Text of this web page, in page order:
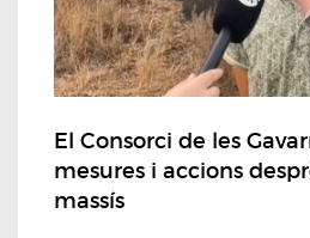
El Consorci de les
mesures i accions
massís